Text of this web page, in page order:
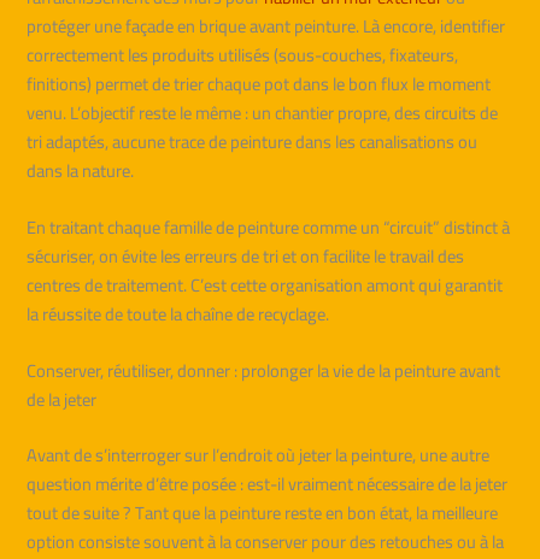
protéger une façade en brique avant peinture. Là encore, identifier
correctement les produits utilisés (sous-couches, fixateurs,
finitions) permet de trier chaque pot dans le bon flux le moment
venu. L’objectif reste le même : un chantier propre, des circuits de
tri adaptés, aucune trace de peinture dans les canalisations ou
dans la nature.
En traitant chaque famille de peinture comme un “circuit” distinct à
sécuriser, on évite les erreurs de tri et on facilite le travail des
centres de traitement. C’est cette organisation amont qui garantit
la réussite de toute la chaîne de recyclage.
Conserver, réutiliser, donner : prolonger la vie de la peinture avant
de la jeter
Avant de s’interroger sur l’endroit où jeter la peinture, une autre
question mérite d’être posée : est-il vraiment nécessaire de la jeter
tout de suite ? Tant que la peinture reste en bon état, la meilleure
option consiste souvent à la conserver pour des retouches ou à la